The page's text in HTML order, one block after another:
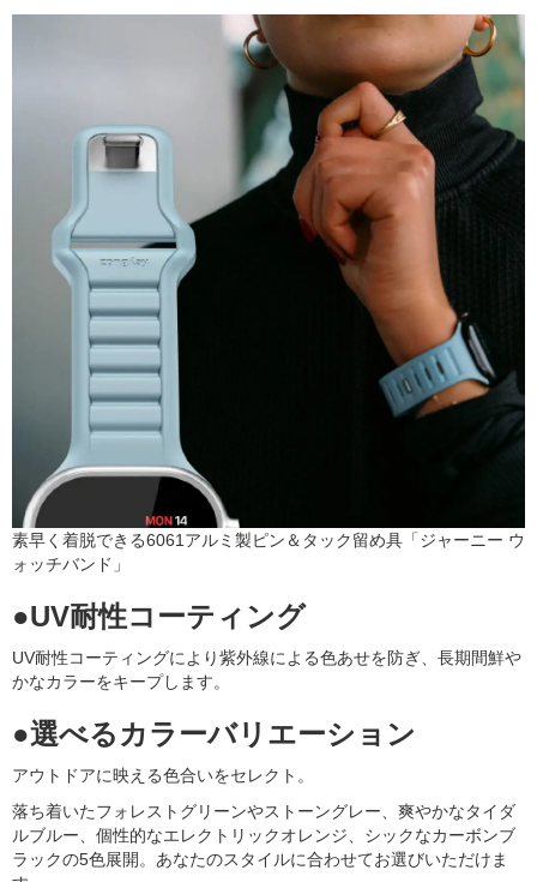
素早く着脱できる6061アルミ製ピン＆タック留め具「ジャーニー ウ
ォッチバンド」
●UV耐性コーティング
UV耐性コーティングにより紫外線による色あせを防ぎ、長期間鮮や
かなカラーをキープします。
●選べるカラーバリエーション
アウトドアに映える色合いをセレクト。
落ち着いたフォレストグリーンやストーングレー、爽やかなタイダ
ルブルー、個性的なエレクトリックオレンジ、シックなカーボンブ
ラックの5色展開。あなたのスタイルに合わせてお選びいただけま